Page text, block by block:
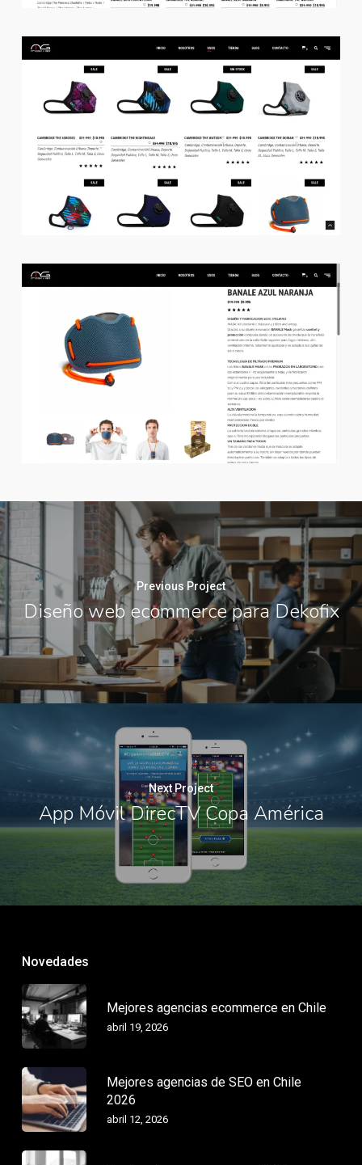
Previous Project
Diseño web ecommerce para Dekofix
Next Project
App Móvil DirecTV Copa América
Novedades
Mejores agencias ecommerce en Chile
abril 19, 2026
Mejores agencias de SEO en Chile
2026
abril 12, 2026